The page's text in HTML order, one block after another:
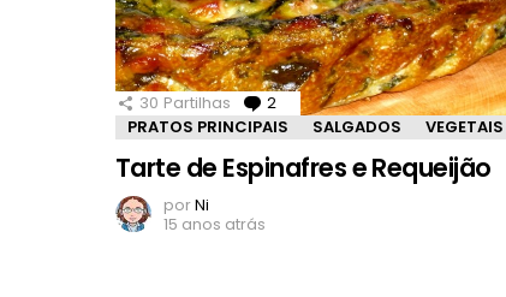
30 Partilhas 2
Comentários
PRATOS PRINCIPAIS
SALGADOS VEGETAIS
Tarte de Espinafres e Requeijão
porNi
15 anos atrás